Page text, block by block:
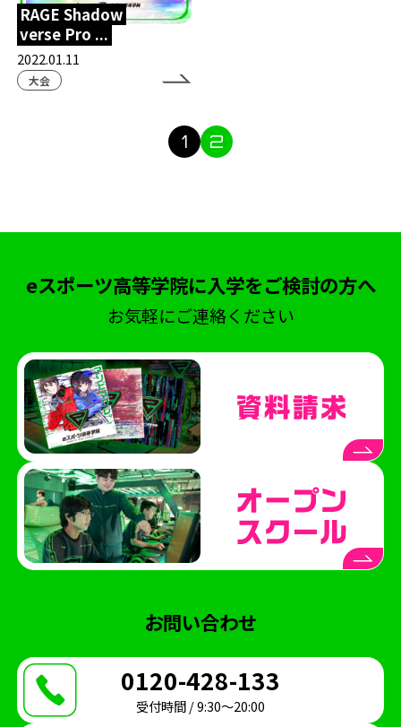
ハーバーラウンジ
ハマフェス
eスポーツ協会
くまモン
Arneb
天才こまる
テキサスクリスチャン大学
eスポーツ英会話
eスポーツ交流
LoL
大会観戦
ぷよぷよ
入間市 自治体
Apex Legends
東京大学 UTeS
防音室
博多
九州 博多駅
博多マルイ
時間割
新学年
ドイツ大使館
ハリーポッター
アラジン
劇
クリエイター部
eスポーツ
シャドバ
クマモトeスタジアム
eスポーツ高等学院博多校
横浜市
横浜市にぎわいスポーツ文化局
VTuber
RAGE Shadow
verse Pro ...
2022.01.11
大会
1 2
eスポーツ高等学院に入学をご検討の方へ
お気軽にご連絡ください
お問い合わせ
0120-428-133
受付時間 / 9:30〜20:00